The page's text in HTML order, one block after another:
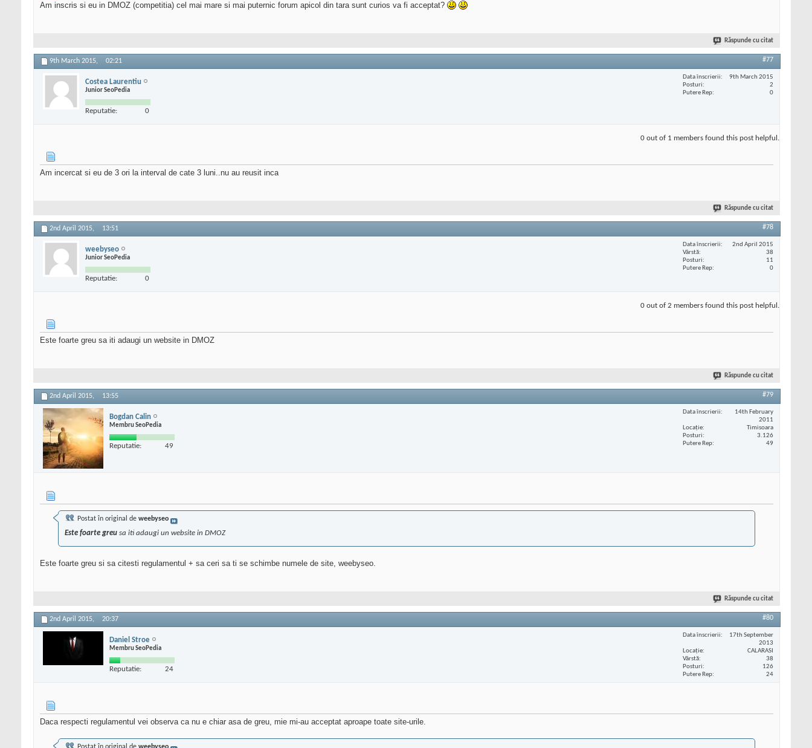
Am inscris si eu in DMOZ (competitia) cel mai mare si mai puternic forum apicol din tara sunt curios va fi acceptat?
Răspunde cu citat
9th March 2015, 02:21 #77
Costea Laurentiu
Junior SeoPedia
Reputatie: 0
Data înscrierii
9th March 2015
Posturi
2
Putere Rep
0
0 out of 1 members found this post helpful.
Am incercat si eu de 3 ori la interval de cate 3 luni..nu au reusit inca
Răspunde cu citat
2nd April 2015, 13:51 #78
weebyseo
Junior SeoPedia
Reputatie: 0
Data înscrierii
2nd April 2015
Vârstă
38
Posturi
11
Putere Rep
0
0 out of 2 members found this post helpful.
Este foarte greu sa iti adaugi un website in DMOZ
Răspunde cu citat
2nd April 2015, 13:55 #79
Bogdan Calin
Membru SeoPedia
Reputatie: 49
Data înscrierii
14th February
2011
Locaţie
Timisoara
Posturi
3.126
Putere Rep
49
Postat în original de weebyseo
Este foarte greu sa iti adaugi un website in DMOZ
Este foarte greu si sa citesti regulamentul + sa ceri sa ti se schimbe numele de site, weebyseo.
Răspunde cu citat
2nd April 2015, 20:37 #80
Daniel Stroe
Membru SeoPedia
Reputatie: 24
Data înscrierii
17th September
2013
Locaţie
CALARASI
Vârstă
38
Posturi
126
Putere Rep
24
Daca respecti regulamentul vei observa ca nu e chiar asa de greu, mie mi-au acceptat aproape toate site-urile.